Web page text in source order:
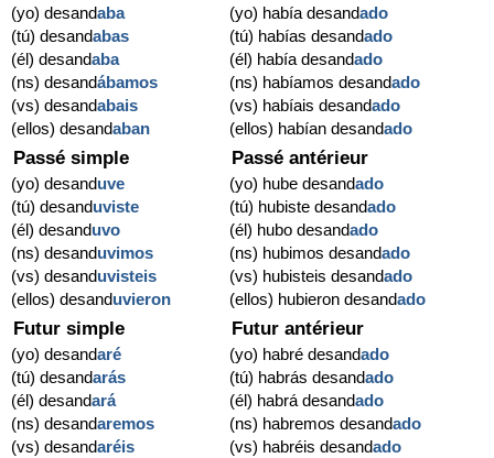
(yo) desandaba
(tú) desandabas
(él) desandaba
(ns) desandábamos
(vs) desandabais
(ellos) desandaban
(yo) había desandado
(tú) habías desandado
(él) había desandado
(ns) habíamos desandado
(vs) habíais desandado
(ellos) habían desandado
Passé simple
(yo) desanduve
(tú) desanduviste
(él) desanduvo
(ns) desanduvimos
(vs) desanduvisteis
(ellos) desanduvieron
Passé antérieur
(yo) hube desandado
(tú) hubiste desandado
(él) hubo desandado
(ns) hubimos desandado
(vs) hubisteis desandado
(ellos) hubieron desandado
Futur simple
(yo) desandaré
(tú) desandarás
(él) desandará
(ns) desandaremos
(vs) desandaréis
Futur antérieur
(yo) habré desandado
(tú) habrás desandado
(él) habrá desandado
(ns) habremos desandado
(vs) habréis desandado